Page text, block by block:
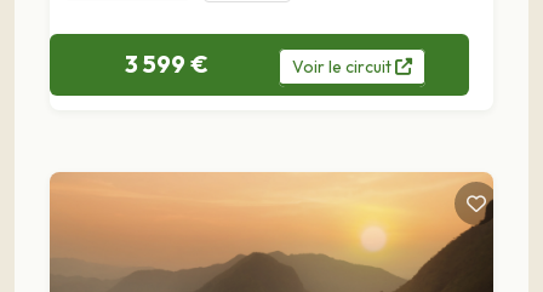
3 599 € Voirle circuit